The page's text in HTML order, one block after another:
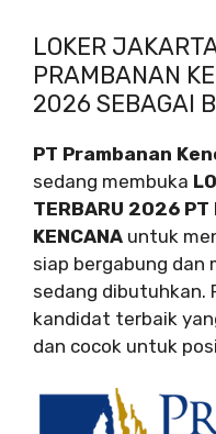
LOKER
PRAMBANAN
2026 SEBAGAI
PT Prambanan
sedang membuka
TERBARU 2026 PT
KENCANA untuk
siap bergabung dan
sedang dibutuhkan.
kandidat terbaik
dan cocok untuk